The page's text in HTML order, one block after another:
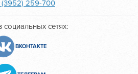
(3952) 259-700
сетях:
ВКОНТАКТЕ